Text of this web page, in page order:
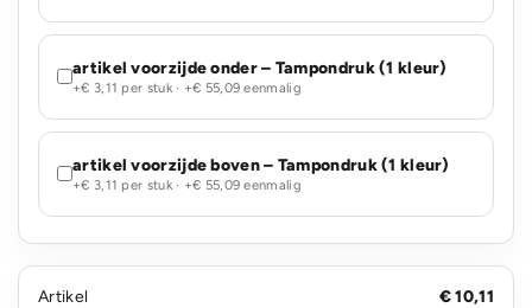
artikel voorzijde onder – Tampondruk (1 kleur)
+€ 3,11 per stuk · +€ 55,09 eenmalig
artikel voorzijde boven – Tampondruk (1 kleur)
+€ 3,11 per stuk · +€ 55,09 eenmalig
Artikel
€ 10,11